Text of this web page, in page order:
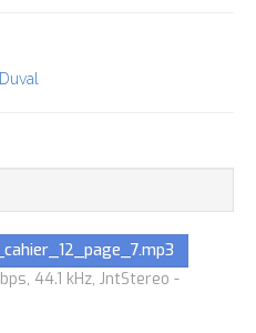
44.1 kHz, JntStereo -